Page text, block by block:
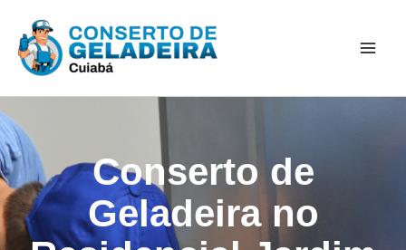
para
Conserto de
Geladeira no